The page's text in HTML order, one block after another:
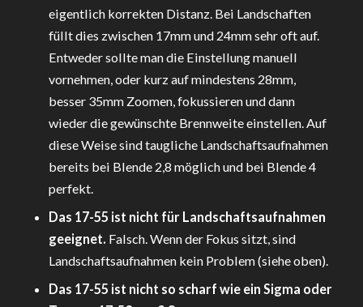
eigentlich korrekten Distanz. Bei Landschaften
füllt dies zwischen 17mm und 24mm sehr oft auf.
Entweder sollte man die Einstellung manuell
vornehmen, oder kurz auf mindestens 28mm,
besser 35mm Zoomen, fokussieren und dann
wieder die gewünschte Brennweite einstellen. Auf
diese Weise sind taugliche Landschaftsaufnahmen
bereits bei Blende 2,8 möglich und bei Blende 4
perfekt.
Das 17-55 ist nicht für Landschaftsaufnahmen
geeignet. Falsch. Wenn der Fokus sitzt, sind
Landschaftsaufnahmen kein Problem (siehe oben).
Das 17-55 ist nicht so scharf wie ein Sigma oder